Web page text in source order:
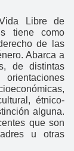
Libre de
tiene como
de las
Abarca a
de distintas
étnico-
alguna.
que son
u otras